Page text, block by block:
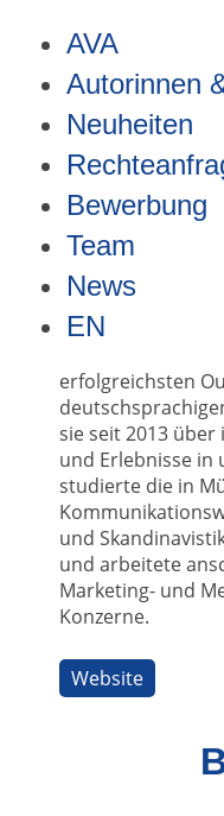
AVA
Autorinnen
Neuheiten
Bewerbung
Team
News
EN
Home
Kathrin
Kathrin
erfolgreichsten
sie seit 2013 über
und Erlebnisse
studierte die in
und
und arbeitete
Marketing- und
Konzerne.
Website